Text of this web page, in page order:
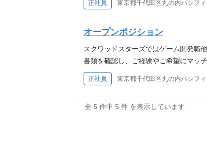
使用ツール： Unreal Engine 5 Maya
ォトリアル問わず、幅広いアートスタ
正社員 東京都千代田区丸の内パシフ
オープンポジション
スクワッドスターズではゲーム開発職
書類を確認し、ご経験やご希望にマッ
正社員 東京都千代田区丸の内パシフ
全 5 件中 5 件 を表示しています